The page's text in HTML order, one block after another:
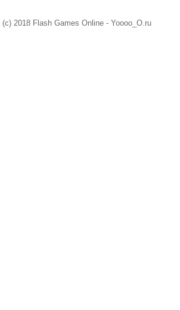
(c) 2018 Flash Games Online - Yoooo_O.ru